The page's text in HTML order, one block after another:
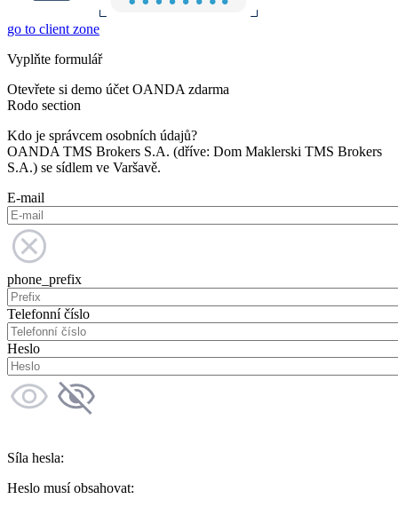
go to client zone
Vyplňte formulář
Otevřete si demo účet OANDA zdarma
Rodo section
Kdo je správcem osobních údajů?
OANDA TMS Brokers S.A. (dříve: Dom Maklerski TMS Brokers
S.A.) se sídlem ve Varšavě.
E-mail
phone_prefix
Telefonní číslo
Heslo
Síla hesla:
Heslo musí obsahovat: